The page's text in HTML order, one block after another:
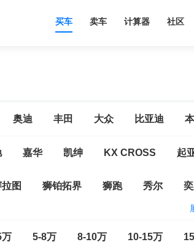
买车 卖车 计算器 社区
奥迪 丰田 大众 比亚迪
嘉华 凯绅 KX CROSS 起
图 狮铂拓界 狮跑 秀尔
万 5-8万 8-10万 10-15万